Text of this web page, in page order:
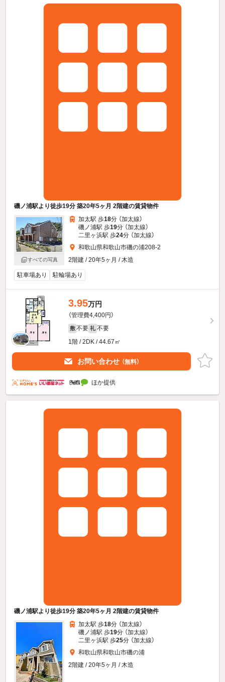
磯ノ浦駅より徒歩19分 築20年5ヶ月 2階建の賃貸物件
すべての写真
加太駅 歩18分 （加太線）
磯ノ浦駅 歩19分 （加太線）
二里ヶ浜駅 歩24分 （加太線）
和歌山県和歌山市磯の浦208-2
2階建 / 20年5ヶ月 / 木造
駐車場あり 駐輪場あり
3.95万円
（管理費4,400円）
敷 不要 礼 不要
1階 / 2DK / 44.67㎡
お問い合わせ （無料）
ほか提供
磯ノ浦駅より徒歩19分 築20年5ヶ月 2階建の賃貸物件
加太駅 歩18分 （加太線）
磯ノ浦駅 歩19分 （加太線）
二里ヶ浜駅 歩25分 （加太線）
和歌山県和歌山市磯の浦
2階建 / 20年5ヶ月 / 木造